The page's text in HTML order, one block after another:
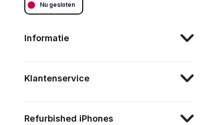
Nu gesloten
Informatie
Klantenservice
Refurbished iPhones